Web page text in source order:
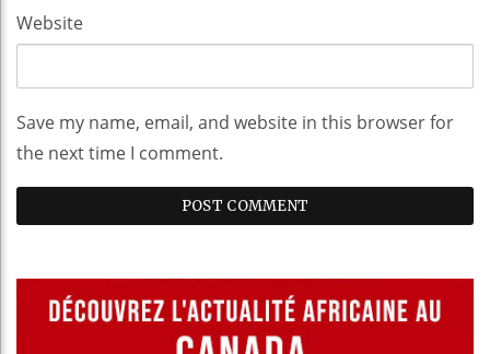
Website
Save my name, email, and website in this browser for
the next time I comment.